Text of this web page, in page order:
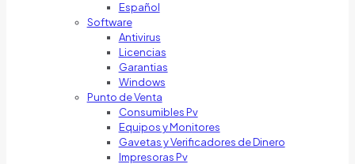
Español
Software
Antivirus
Licencias
Garantias
Windows
Punto de Venta
Consumibles Pv
Equipos y Monitores
Gavetas y Verificadores de Dinero
Impresoras Pv